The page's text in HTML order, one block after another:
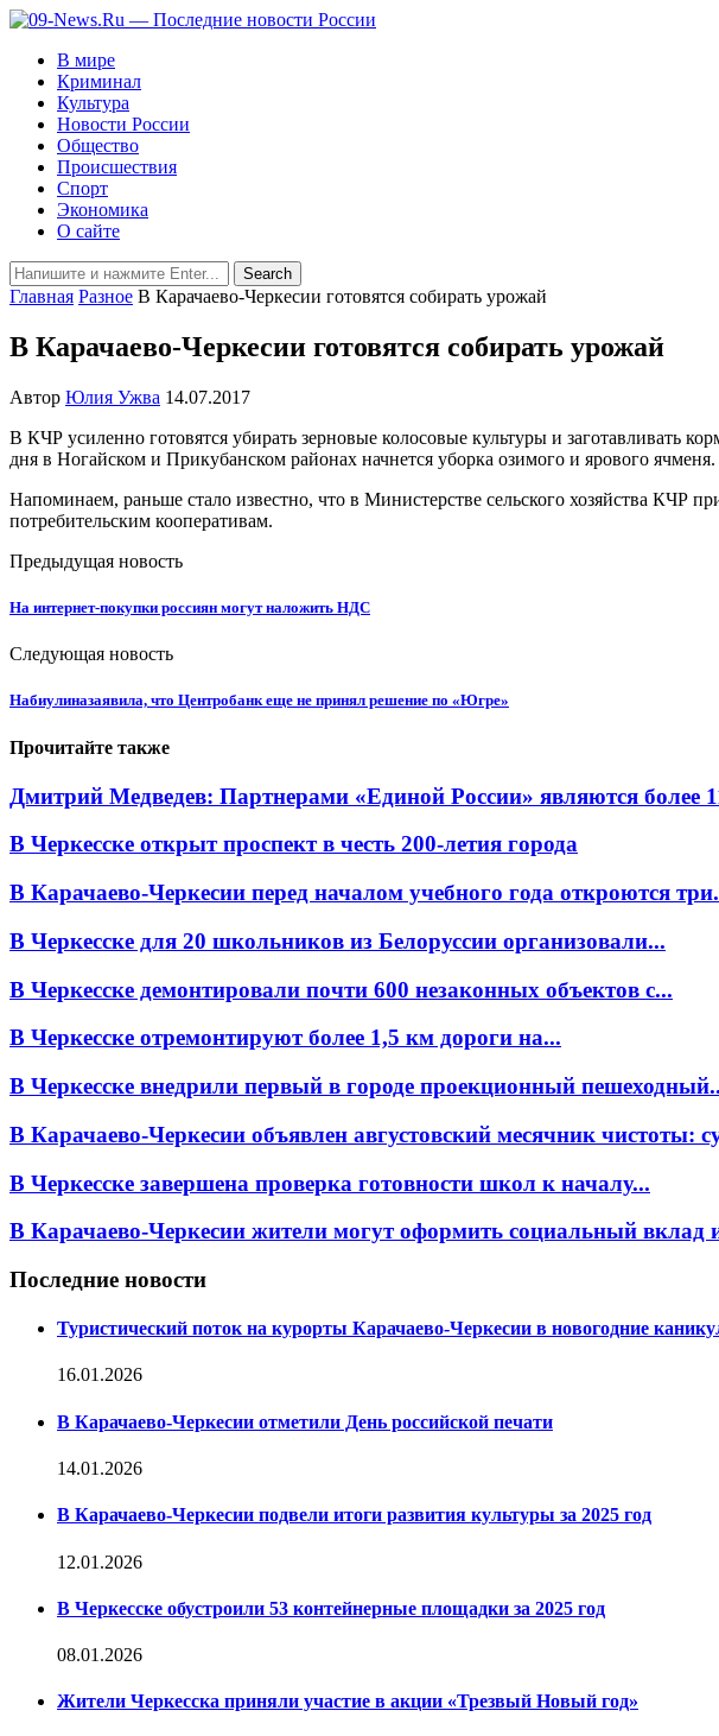
В мире
Криминал
Культура
Новости России
Общество
Происшествия
Спорт
Экономика
О сайте
Главная Разное В Карачаево-Черкесии готовятся собирать урожай
В Карачаево-Черкесии готовятся собирать урожай
Автор Юлия Ужва 14.07.2017
В КЧР усиленно готовятся убирать зерновые колосовые культуры и заготавливать
дня в Ногайском и Прикубанском районах начнется уборка озимого и ярового
Напоминаем, раньше стало известно, что в Министерстве сельского хозяйства КЧР
потребительским кооперативам.
Предыдущая новость
На интернет-покупки россиян могут наложить НДС
Следующая новость
Набиулиназаявила, что Центробанк еще не принял решение по «Югре»
Прочитайте также
Дмитрий Медведев: Партнерами «Единой России» являются более
В Черкесске открыт проспект в честь 200-летия города
В Карачаево-Черкесии перед началом учебного года откроются
В Черкесске для 20 школьников из Белоруссии организовали...
В Черкесске демонтировали почти 600 незаконных объектов с...
В Черкесске отремонтируют более 1,5 км дороги на...
В Черкесске внедрили первый в городе проекционный
В Карачаево-Черкесии объявлен августовский месячник чистоты:
В Черкесске завершена проверка готовности школ к началу...
В Карачаево-Черкесии жители могут оформить социальный вклад
Последние новости
Туристический поток на курорты Карачаево-Черкесии в новогодние
16.01.2026
В Карачаево-Черкесии отметили День российской печати
14.01.2026
В Карачаево-Черкесии подвели итоги развития культуры за 2025 год
12.01.2026
В Черкесске обустроили 53 контейнерные площадки за 2025 год
08.01.2026
Жители Черкесска приняли участие в акции «Трезвый Новый год»